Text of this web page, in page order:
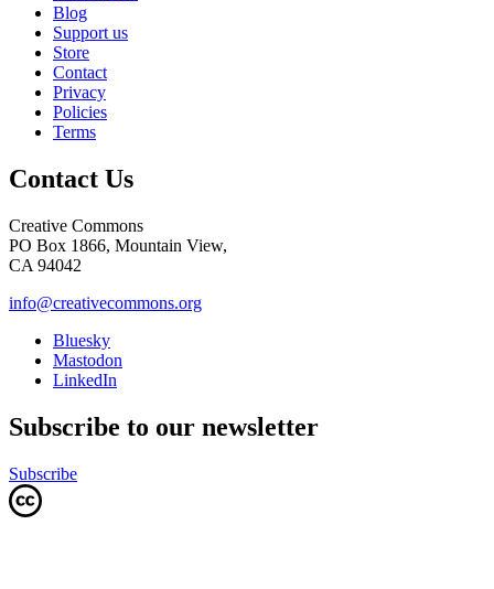
Blog
Support us
Store
Contact
Privacy
Policies
Terms
Contact Us
Creative Commons
PO Box 1866, Mountain View,
CA 94042
info@creativecommons.org
Bluesky
Mastodon
LinkedIn
Subscribe to our newsletter
Subscribe